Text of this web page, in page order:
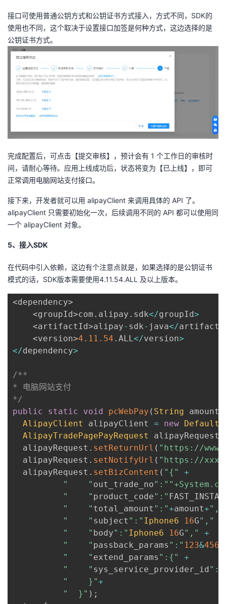
学
堂
我
的
课
程
我
的
认
证
我
的
实
验
我
的
收
藏
我
的
技
术
支
持
我
的
云
声
建
议
接口可使用普通公钥方式和公钥证书方式接入，方式不同，SDK的
使用也不同，这个取决于设置接口加签是何种方式，这边选择的是
公钥证书方式。
完成配置后，可点击【提交审核】，预计会有 1 个工作日的审核时
间，请耐心等待。应用上线成功后，状态将变为【已上线】，即可
正常调用电脑网站支付接口。
接下来，开发者就可以用 alipayClient 来调用具体的 API 了。
alipayClient 只需要初始化一次，后续调用不同的 API 都可以使用同
一个 alipayClient 对象。
5、接入SDK
在代码中引入依赖，这边有个注意点就是，如果选择的是公钥证书
模式的话，SDK版本需要使用4.11.54.ALL 及以上版本。
<dependency>
<groupId>com . alipay . sdk</groupId>
<artifactId>alipay- sdk- java</
<version>4.11 .54 . ALL</version>
</dependency>
/**
* 电脑网站支付
*/
public
static void pcWebPay ( String amount
AlipayClient
alipayClient = new
AlipayTradePagePayRequest
alipayRequest
  alipayRequest
. setReturnUrl ( "https://
  alipayRequest
. setNotifyUrl ( "https://
  alipayRequest
. setBizContent ( "{"
+
"    " out_trade_no":"
"    " product_code":"
"    " total_amount ":"+amount+","
"    " subject ":" Iphone6 16G","
"    " body":" Iphone6 16G","
+
"    " passback_params ":" 123&456
"    " extend_params ":{"
+
"    " sys_service_provider_id ":"
"    }"+
"  }" ) ;